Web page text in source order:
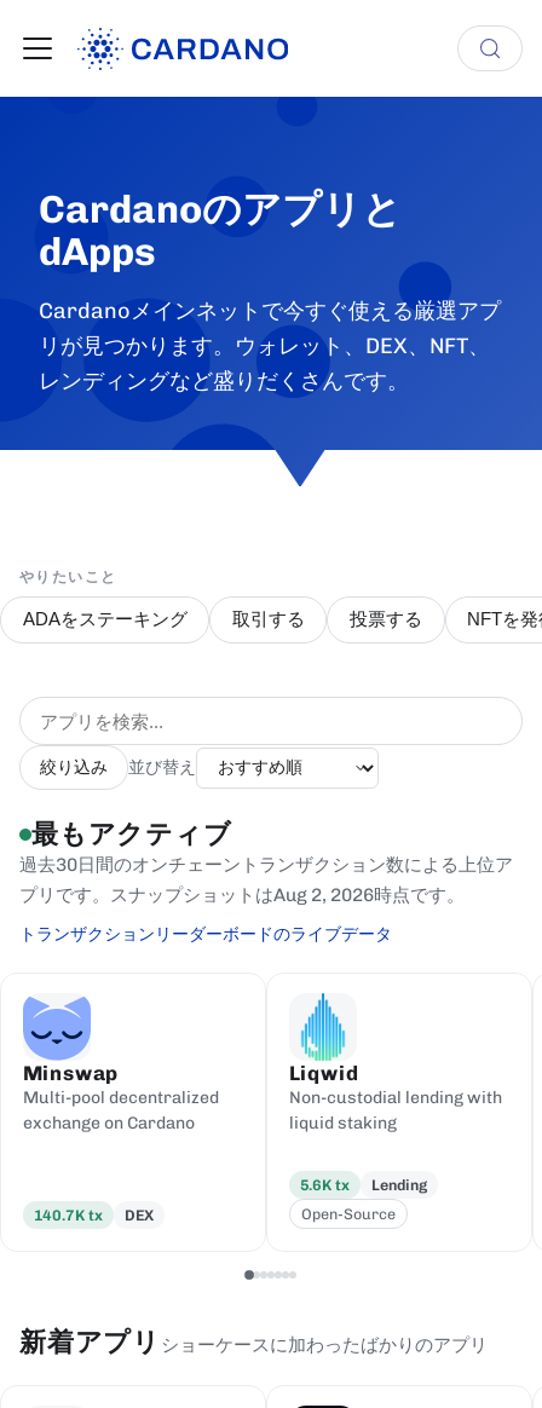
Cardanoのアプリと
dApps
Cardanoメインネットで今すぐ使える厳選アプ
リが見つかります。ウォレット、DEX、NFT、
レンディングなど盛りだくさんです。
やりたいこと
ADAをステーキング 取引する 投票する NFTを
絞り込み 並び替え
最もアクティブ
過去30日間のオンチェーントランザクション数による上位ア
プリです。スナップショットはAug 2, 2026時点です。
トランザクションリーダーボードのライブデータ
Minswap
Multi-pool decentralized
exchange on Cardano
140.7K tx DEX
Liqwid
Non-custodial lending with
liquid staking
5.6K tx
Lending
Open-Source
新着アプリ ショーケースに加わったばかりのアプリ